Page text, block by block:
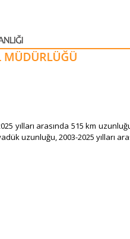
yılları arasında 515 ​km
uzunluğu, 2003-2025 yılları